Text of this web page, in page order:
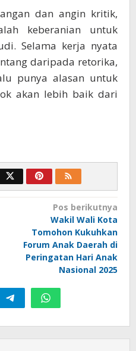
dan angin kritik,
keberanian untuk
Selama kerja nyata
daripada retorika,
punya alasan untuk
akan lebih baik dari
Pos berikutnya
Wakil Wali Kota
Tomohon Kukuhkan
Forum Anak Daerah di
Peringatan Hari Anak
Nasional 2025